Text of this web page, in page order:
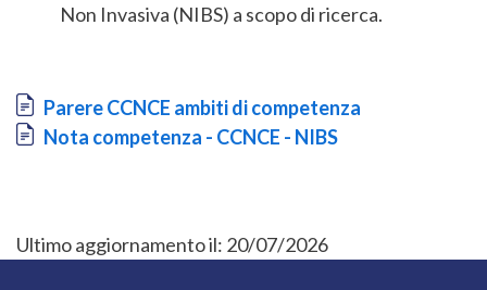
Non Invasiva (NIBS) a scopo di ricerca.
Document
Parere CCNCE ambiti di competenza
Document
Nota competenza - CCNCE - NIBS
Ultimo aggiornamento il: 20/07/2026